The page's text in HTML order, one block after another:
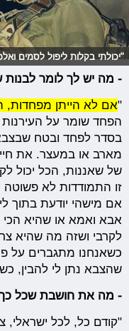
"יכולתי בקלות ליפול לסמים
- מה יש לך לומר
"אם לא הייתן מפחדות,
הפחד שומר על העירנות
בסדר לפחד ובטח
מארב או במעצר. את
של שאננות, הכל יכול
זו התמודדות לא
אם מישהי יודעת בתוך
אבא ואמא או שהיא הכי
לקרבי ושזה מה שהיא
כשאנחנו מתגברים על
שהצבא נתן לי להבין,
- מה את חושבת שכל כך
"קודם כל, לכל ישראלי,